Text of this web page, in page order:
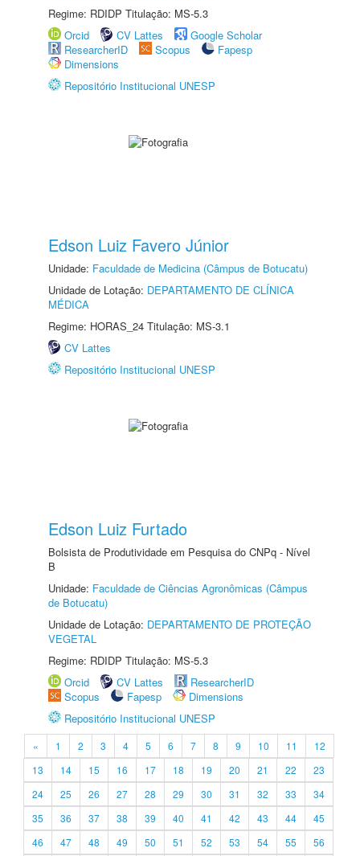
Regime: RDIDP Titulação: MS-5.3
Orcid
CV Lattes
Google Scholar
ResearcherID
Scopus
Fapesp
Dimensions
Repositório Institucional UNESP
Edson Luiz Favero Júnior
Unidade: Faculdade de Medicina (Câmpus de Botucatu)
Unidade de Lotação: DEPARTAMENTO DE CLÍNICA
MÉDICA
Regime: HORAS_24 Titulação: MS-3.1
CV Lattes
Repositório Institucional UNESP
Edson Luiz Furtado
Bolsista de Produtividade em Pesquisa do CNPq - Nível
B
Unidade: Faculdade de Ciências Agronômicas (Câmpus
de Botucatu)
Unidade de Lotação: DEPARTAMENTO DE PROTEÇÃO
VEGETAL
Regime: RDIDP Titulação: MS-5.3
Orcid
CV Lattes
ResearcherID
Scopus
Fapesp
Dimensions
Repositório Institucional UNESP
« 1 2 3 4 5 6 7 8 9 10 11
12
13
14 15 16 17 18 19 20 21 22
23
24
25 26 27 28 29 30 31 32 33
34
35
36 37 38 39 40 41 42 43 44
45
46
47 48 49 50 51 52 53 54 55
56